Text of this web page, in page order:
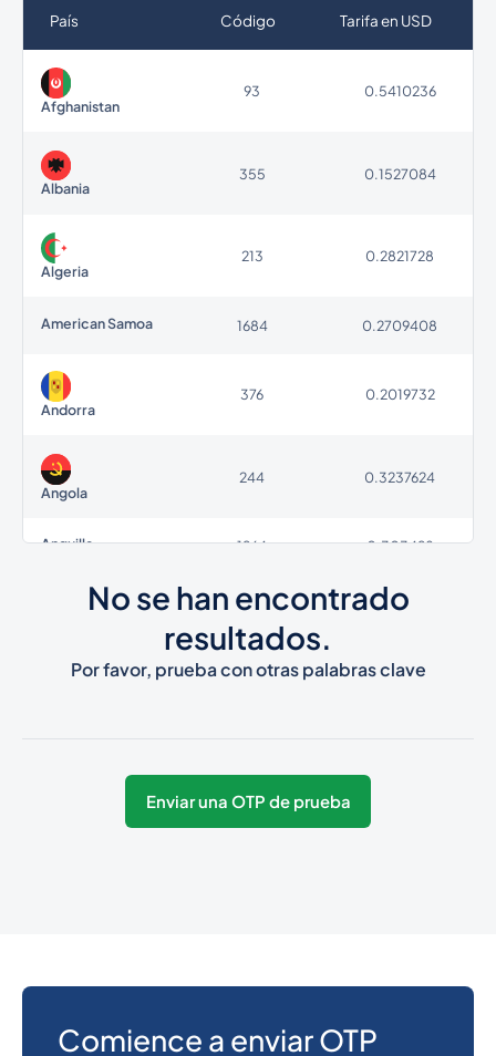
País Código Tarifa en USD
Afghanistan
93 0.5410236
Albania
355 0.1527084
Algeria
213 0.2821728
American Samoa 1684 0.2709408
Andorra
376 0.2019732
Angola
244 0.3237624
Anguilla 1264 0.303498
374
43 0.141024
No se han encontrado
resultados.
Por favor, prueba con otras palabras clave
Enviar una OTP de prueba
Comience a enviar OTP